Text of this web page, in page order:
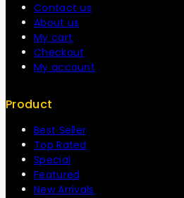
Contact us
About us
My cart
Checkout
My account
Product
Best Seller
Top Rated
Special
Featured
New Arrivals